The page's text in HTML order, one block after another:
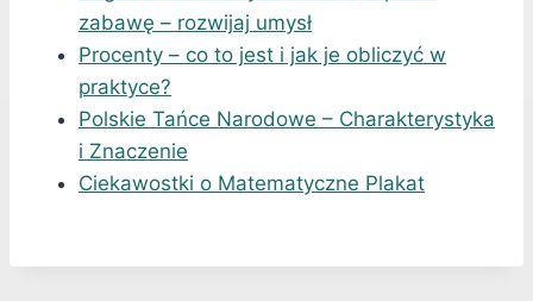
zabawę – rozwijaj umysł
Procenty – co to jest i jak je obliczyć w
praktyce?
Polskie Tańce Narodowe – Charakterystyka
i Znaczenie
Ciekawostki o Matematyczne Plakat